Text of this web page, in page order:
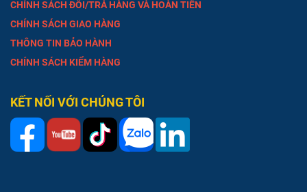
CHÍNH SÁCH ĐỔI/TRẢ HÀNG VÀ HOÀN TIỀN
CHÍNH SÁCH GIAO HÀNG
THÔNG TIN BẢO HÀNH
CHÍNH SÁCH KIỂM HÀNG
KẾT NỐI VỚI CHÚNG TÔI